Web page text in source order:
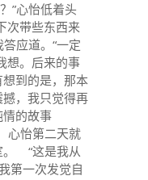
”心怡低着头
次带些东西来
应道。“一定
想。后来的事
到的是，那本
，我只觉得再
的故事
怡第二天就
。 “这是我从
第一次发觉自